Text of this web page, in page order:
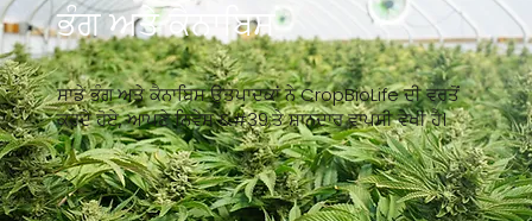
ਭੰਗ ਅਤੇ ਕੈਨਾਬਿਸ
ਸਾਡੇ ਭੰਗ ਅਤੇ ਕੈਨਾਬਿਸ ਉਤਪਾਦਕਾਂ ਨੇ CropBioLife ਦੀ ਵਰਤੋਂ
ਕਰਦੇ ਹੋਏ, ਆਪਣੇ ਨਿਵੇਸ਼ &#39;ਤੇ ਸ਼ਾਨਦਾਰ ਵਾਪਸੀ ਵੇਖੀ ਹੈ।